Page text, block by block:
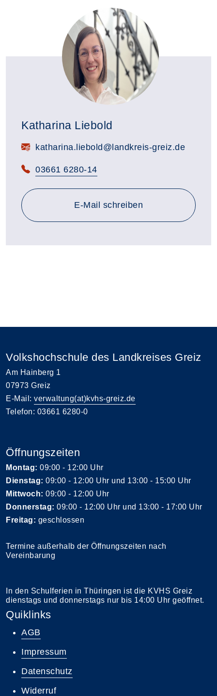
Katharina Liebold
E-Mail:katharina.liebold@landkreis-greiz.de
Telefon:
03661 6280-14
E-Mail schreiben
Volkshochschule des Landkreises Greiz
Am Hainberg 1
07973 Greiz
E-Mail: verwaltung(at)kvhs-greiz.de
Telefon: 03661 6280-0
Öffnungszeiten
Montag: 09:00 - 12:00 Uhr
Dienstag: 09:00 - 12:00 Uhr und 13:00 - 15:00 Uhr
Mittwoch: 09:00 - 12:00 Uhr
Donnerstag: 09:00 - 12:00 Uhr und 13:00 - 17:00 Uhr
Freitag: geschlossen
Termine außerhalb der Öffnungszeiten nach
Vereinbarung
In den Schulferien in Thüringen ist die KVHS Greiz
dienstags und donnerstags nur bis 14:00 Uhr geöffnet.
Quiklinks
AGB
Impressum
Datenschutz
Widerruf